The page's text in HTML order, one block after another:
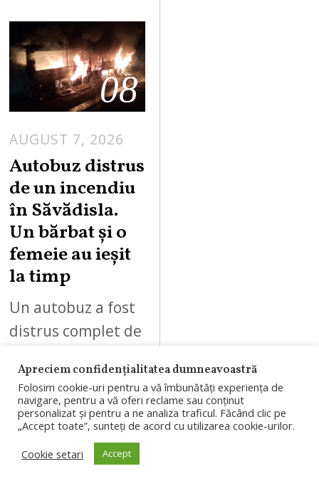
08
AUGUST 7, 2026
Autobuz distrus
de un incendiu
în Săvădisla.
Un bărbat și o
femeie au ieșit
la timp
Un autobuz a fost
distrus complet de
izbucnit în
Săvădisla. Un
bărbat și o femeie
au reușit să se
autoevacueze…
Apreciem confidențialitatea dumneavoastră
Folosim cookie-uri pentru a vă îmbunătăți experiența de
navigare, pentru a vă oferi reclame sau conținut
personalizat și pentru a ne analiza traficul. Făcând clic pe
„Accept toate”, sunteți de acord cu utilizarea cookie-urilor.
Cookie setari
Accept